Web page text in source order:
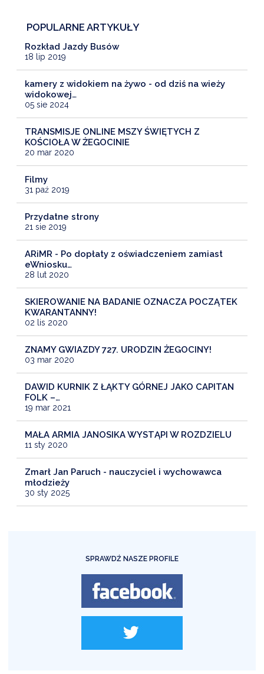
POPULARNE ARTYKUŁY
Rozkład Jazdy Busów
18 lip 2019
kamery z widokiem na żywo - od dziś na wieży
widokowej…
05 sie 2024
TRANSMISJE ONLINE MSZY ŚWIĘTYCH Z
KOŚCIOŁA W ŻEGOCINIE
20 mar 2020
Filmy
31 paź 2019
Przydatne strony
21 sie 2019
ARiMR - Po dopłaty z oświadczeniem zamiast
eWniosku…
28 lut 2020
SKIEROWANIE NA BADANIE OZNACZA POCZĄTEK
KWARANTANNY!
02 lis 2020
ZNAMY GWIAZDY 727. URODZIN ŻEGOCINY!
03 mar 2020
DAWID KURNIK Z ŁĄKTY GÓRNEJ JAKO CAPITAN
FOLK –…
19 mar 2021
MAŁA ARMIA JANOSIKA WYSTĄPI W ROZDZIELU
11 sty 2020
Zmarł Jan Paruch - nauczyciel i wychowawca
młodzieży
30 sty 2025
SPRAWDŹ NASZE PROFILE